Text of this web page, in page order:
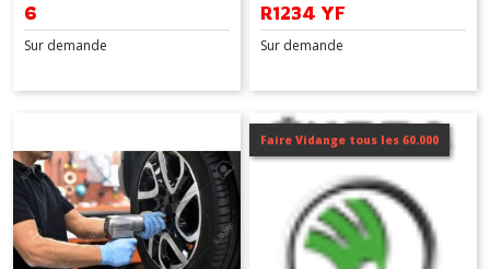
6
Sur demande
R1234 YF
Sur demande
Faire Vidange tous les 60.000